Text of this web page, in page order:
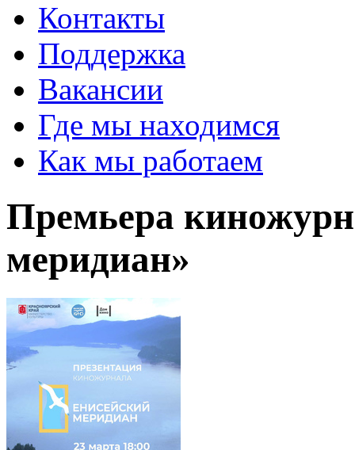
Контакты
Поддержка
Вакансии
Где мы находимся
Как мы работаем
Премьера
меридиан»